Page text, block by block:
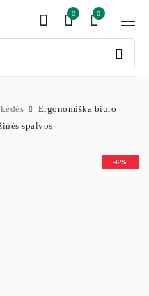
0
0
Ergonomiška biuro
spalvos
-6%